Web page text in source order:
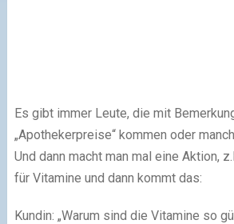
Es gibt immer Leute, die mit
„Apothekerpreise“ kommen oder
Und dann macht man mal eine Aktion,
für Vitamine und dann kommt das:
Kundin: „Warum sind die Vitamine so